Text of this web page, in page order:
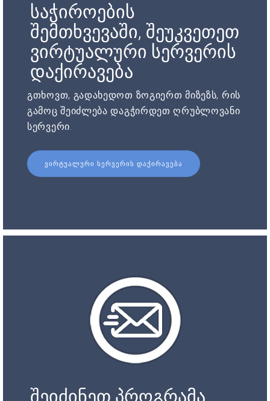
საჭიროების
შემთხვევაში, შეუკვეთეთ
ვირტუალური სერვერის
დაქირავება
გთხოვთ, გადახედოთ ზოგიერთ მიზეზს, რის
გამოც შეიძლება დაგჭირდეთ ღრუბლოვანი
სერვერი.
ᲕᲘᲠᲢᲣᲐᲚᲣᲠᲘ ᲡᲔᲠᲕᲔᲠᲘᲡ ᲓᲐᲥᲘᲠᲐᲕᲔᲑᲐ
შეიძინეთ პროგრამა